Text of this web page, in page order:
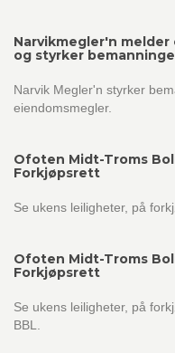
Narvikmegler'n
og styrker
Narvik Megler'n styrker
eiendomsmegler.
Ofoten Midt-Troms
Forkjøpsrett
Se ukens leiligheter, på
Ofoten Midt-Troms
Forkjøpsrett
Se ukens leiligheter, på
BBL.